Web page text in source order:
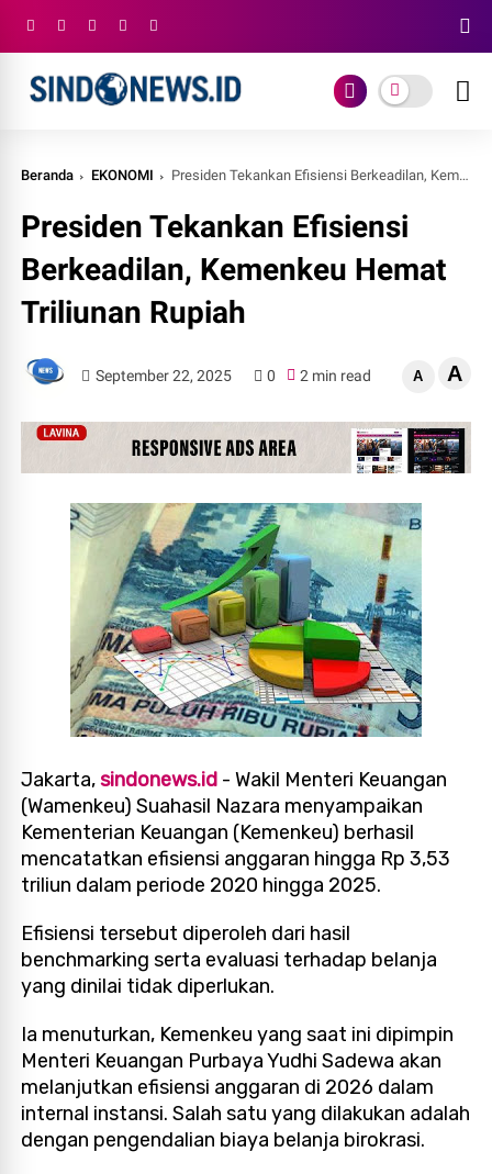
Beranda EKONOMI Presiden Tekankan Efisiensi Berkeadilan, Kemenkeu Hemat Triliunan Rupiah
Presiden Tekankan Efisiensi
Berkeadilan, Kemenkeu Hemat
Triliunan Rupiah
September 22, 2025 0 2 min read A A
Jakarta,sindonews.id - Wakil Menteri Keuangan
(Wamenkeu) Suahasil Nazara menyampaikan
Kementerian Keuangan (Kemenkeu) berhasil
mencatatkan efisiensi anggaran hingga Rp 3,53
triliun dalam periode 2020 hingga 2025.
Efisiensi tersebut diperoleh dari hasil
benchmarking serta evaluasi terhadap belanja
yang dinilai tidak diperlukan.
Ia menuturkan, Kemenkeu yang saat ini dipimpin
Menteri Keuangan Purbaya Yudhi Sadewa akan
melanjutkan efisiensi anggaran di 2026 dalam
internal instansi. Salah satu yang dilakukan adalah
dengan pengendalian biaya belanja birokrasi.